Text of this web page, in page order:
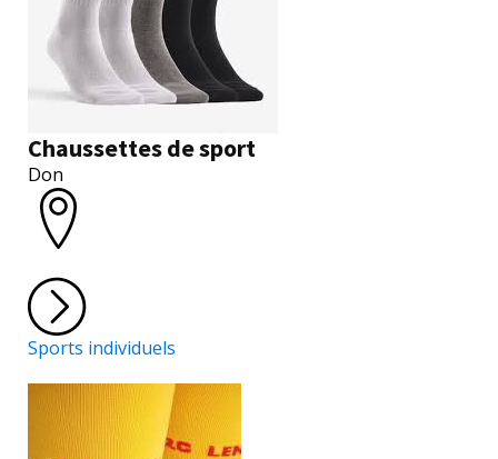
Chaussettes de sport
Don
Sports individuels